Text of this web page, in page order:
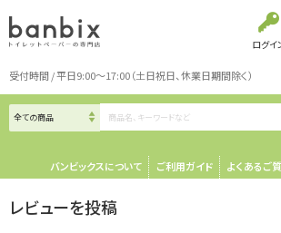
ログイ
受付時間 / 平日9:00～17:00（土日祝日、休業日期間除く）
バンビックスについて ご利用ガイド よくあるご
レビューを投稿